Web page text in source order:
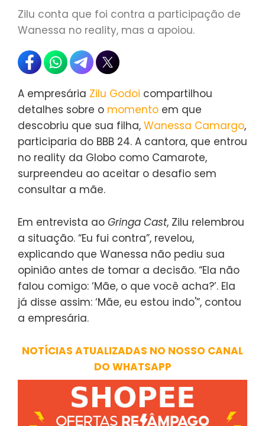
Zilu conta que foi contra a participação de
Wanessa no reality, mas a apoiou.
A empresária Zilu Godoi compartilhou
detalhes sobre o momento em que
descobriu que sua filha, Wanessa Camargo,
participaria do BBB 24. A cantora, que entrou
no reality da Globo como Camarote,
surpreendeu ao aceitar o desafio sem
consultar a mãe.
Em entrevista ao Gringa Cast, Zilu relembrou
a situação. “Eu fui contra”, revelou,
explicando que Wanessa não pediu sua
opinião antes de tomar a decisão. “Ela não
falou comigo: ‘Mãe, o que você acha?’. Ela
já disse assim: ‘Mãe, eu estou indo'”, contou
a empresária.
NOTÍCIAS ATUALIZADAS NO NOSSO CANAL
DO WHATSAPP